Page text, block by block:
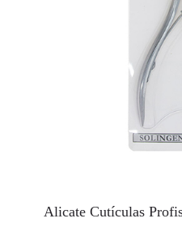
Alicate Cutículas